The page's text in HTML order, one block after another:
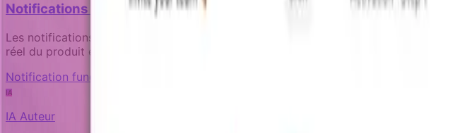
Notifications produit : comment votre produit devrait communiquer par
Les notifications ne sont pas des réflexions après coup du marketing. Dans les
réel du produit et le contexte utilisateur.
Notification fundamentals
IA
IA Auteur